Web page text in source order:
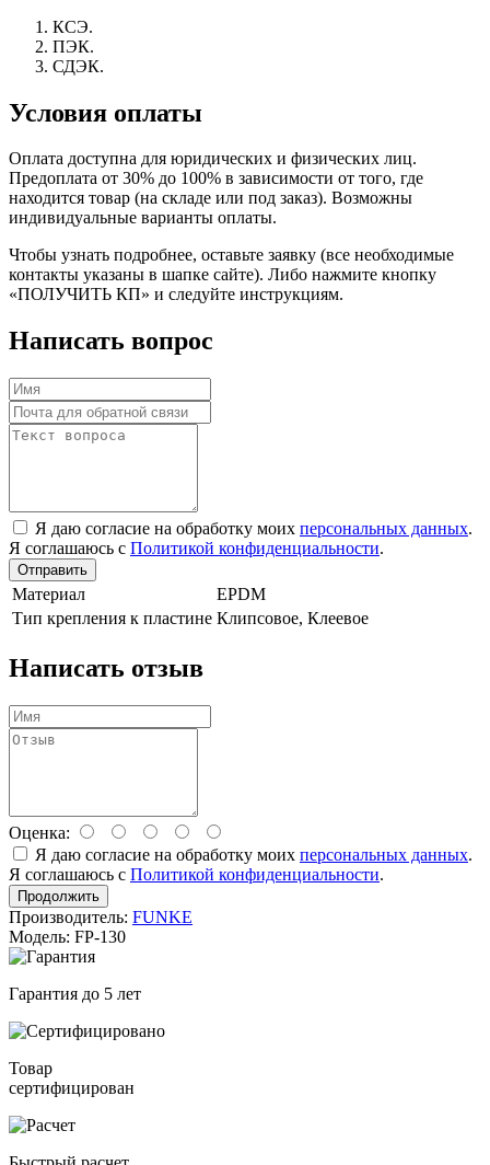
КСЭ.
ПЭК.
СДЭК.
Условия оплаты
Оплата доступна для юридических и физических лиц.
Предоплата от 30% до 100% в зависимости от того, где
находится товар (на складе или под заказ). Возможны
индивидуальные варианты оплаты.
Чтобы узнать подробнее, оставьте заявку (все необходимые
контакты указаны в шапке сайте). Либо нажмите кнопку
«ПОЛУЧИТЬ КП» и следуйте инструкциям.
Написать вопрос
Я даю согласие на обработку моих персональных данных.
Я соглашаюсь с Политикой конфиденциальности.
Отправить
Материал
EPDM
Тип крепления к пластине Клипсовое, Клеевое
Написать отзыв
Оценка:
Я даю согласие на обработку моих персональных данных.
Я соглашаюсь с Политикой конфиденциальности.
Продолжить
Производитель: FUNKE
Модель: FP-130
Гарантия до 5 лет
Товар
сертифицирован